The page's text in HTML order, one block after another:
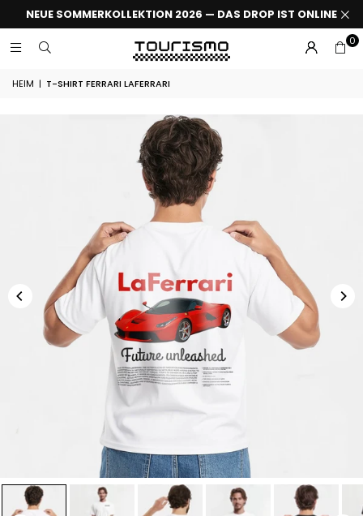
NEUE SOMMERKOLLEKTION 2026 — DAS DROP IST ONLINE
0
HEIM | T-SHIRT FERRARI LAFERRARI